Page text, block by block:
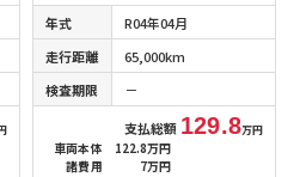
年式
R04年04月
走行距離
65,000km
検査期限
－
支払総額 129.8万円
車両本体
122.8万円
諸費用
7万円